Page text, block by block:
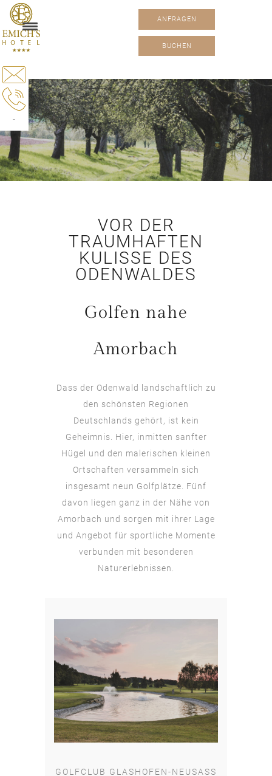
ANFRAGEN
BUCHEN
-
VOR DER
TRAUMHAFTEN
KULISSE DES
ODENWALDES
Golfen nahe
Amorbach
Dass der Odenwald landschaftlich zu
den schönsten Regionen
Deutschlands gehört, ist kein
Geheimnis. Hier, inmitten sanfter
Hügel und den malerischen kleinen
Ortschaften versammeln sich
insgesamt neun Golfplätze. Fünf
davon liegen ganz in der Nähe von
Amorbach und sorgen mit ihrer Lage
und Angebot für sportliche Momente
verbunden mit besonderen
Naturerlebnissen.
GOLFCLUB GLASHOFEN-NEUSASS